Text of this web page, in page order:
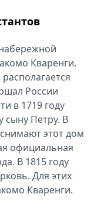
Кваренги.
России
в 1719 году
сыну Петру. В
этот дом
официальная
В 1815 году
Для этих
Кваренги.